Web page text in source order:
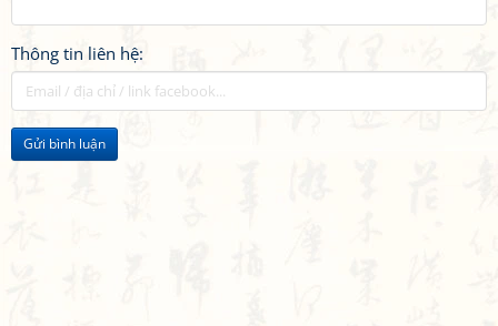
Thông tin liên hệ:
Gửi bình luận